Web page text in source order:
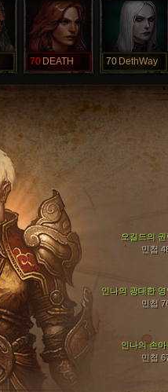
70 DEATH 70 DethWay
인나의 광대한 영
민첩
인나의 손아
민첩
오길드의 권
민첩